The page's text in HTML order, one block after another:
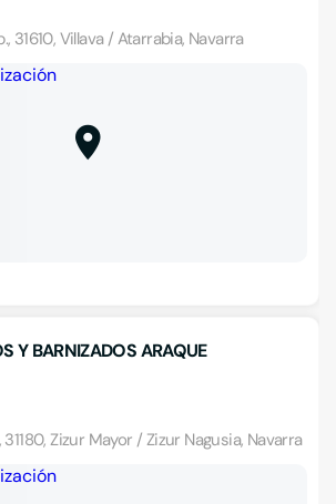
31610, Villava / Atarrabia, Navarra
Y BARNIZADOS ARAQUE
31180, Zizur Mayor / Zizur Nagusia, Navarra